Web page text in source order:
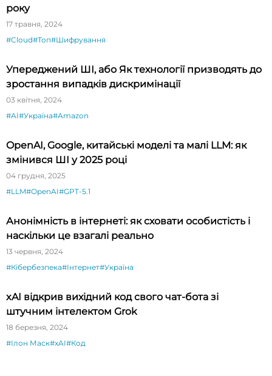
року
17 травня, 2024
#Cloud#Топ#Шифрування
Упереджений ШІ, або Як технології призводять до
зростання випадків дискримінації
03 квітня, 2024
#AI#Україна#Amazon
OpenAI, Google, китайські моделі та малі LLM: як
змінився ШІ у 2025 році
04 грудня, 2025
#LLM#OpenAI#GPT-5.1
Анонімність в інтернеті: як сховати особистість і
наскільки це взагалі реально
13 червня, 2024
#Кібербезпека#Інтернет#Україна
xAI відкрив вихідний код свого чат-бота зі
штучним інтелектом Grok
18 березня, 2024
#Ілон Маск#xAI#Код